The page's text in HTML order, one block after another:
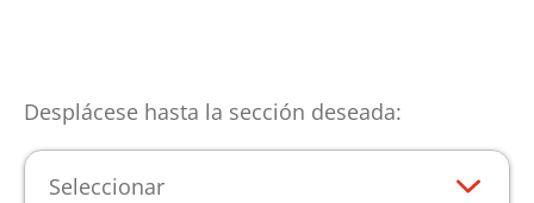
Desplácese hasta la sección deseada:
Seleccionar